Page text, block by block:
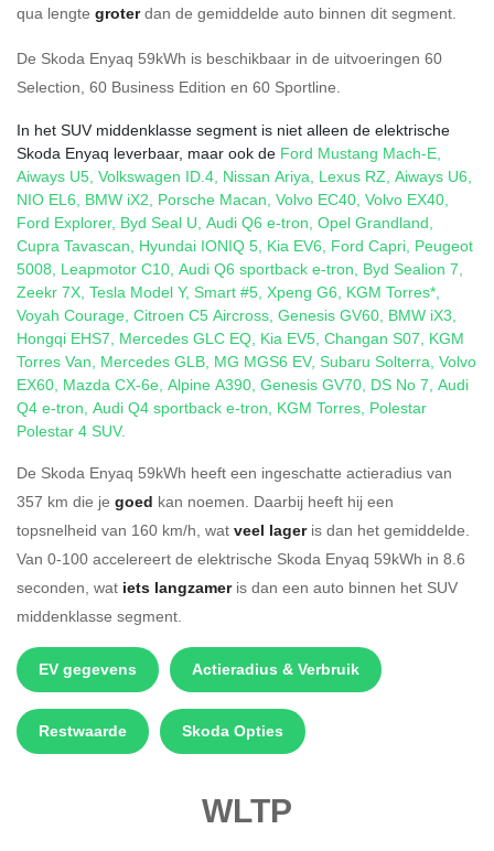
qua lengte groterdan de gemiddelde auto binnen dit segment.
De Skoda Enyaq 59kWh is beschikbaar in de uitvoeringen 60
Selection, 60 Business Edition en 60 Sportline.
In het SUV middenklasse segment is niet alleen de elektrische
Skoda Enyaq leverbaar, maar ook de Ford Mustang Mach-E,
Aiways U5, Volkswagen ID.4, Nissan Ariya, Lexus RZ, Aiways U6,
NIO EL6, BMW iX2, Porsche Macan, Volvo EC40, Volvo EX40,
Ford Explorer, Byd Seal U, Audi Q6 e-tron, Opel Grandland,
Cupra Tavascan, Hyundai IONIQ 5, Kia EV6, Ford Capri, Peugeot
5008, Leapmotor C10, Audi Q6 sportback e-tron, Byd Sealion 7,
Zeekr 7X, Tesla Model Y, Smart #5, Xpeng G6, KGM Torres*,
Voyah Courage, Citroen C5 Aircross, Genesis GV60, BMW iX3,
Hongqi EHS7, Mercedes GLC EQ, Kia EV5, Changan S07, KGM
Torres Van, Mercedes GLB, MG MGS6 EV, Subaru Solterra, Volvo
EX60, Mazda CX-6e, Alpine A390, Genesis GV70, DS No 7, Audi
Q4 e-tron, Audi Q4 sportback e-tron, KGM Torres, Polestar
Polestar 4 SUV.
De Skoda Enyaq 59kWh heeft een ingeschatte actieradius van
357 km die je goed kan noemen. Daarbij heeft hij een
topsnelheid van 160 km/h, wat veel lageris dan het gemiddelde.
Van 0-100 accelereert de elektrische Skoda Enyaq 59kWh in 8.6
seconden, wat iets langzameris dan een auto binnen het SUV
middenklasse segment.
EV gegevens Actieradius & Verbruik
Restwaarde Skoda Opties
WLTP